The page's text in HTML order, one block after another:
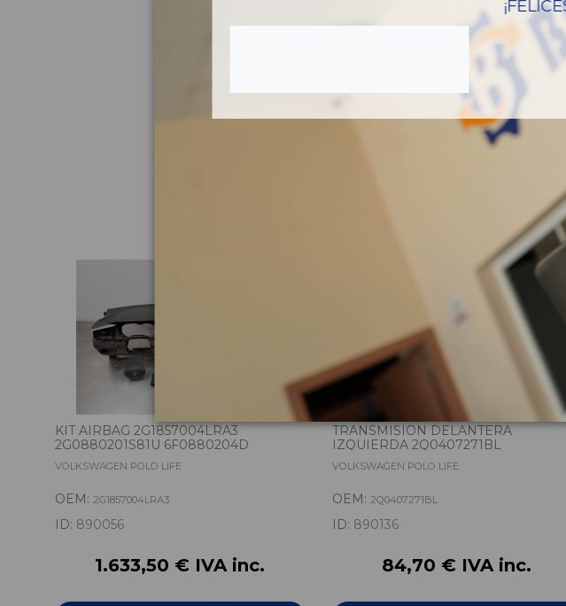
Piezas
KIT AIRBAG 2G1857004LRA3
2G0880201S81U 6F0880204D
VOLKSWAGEN POLO LIFE
OEM: 2G1857004LRA3
ID: 890056
1.633,50 € IVA inc.
TRANSMISION DELANTERA
IZQUIERDA 2Q0407271BL
VOLKSWAGEN POLO LIFE
OEM: 2Q0407271BL
ID: 890136
84,70 € IVA inc.